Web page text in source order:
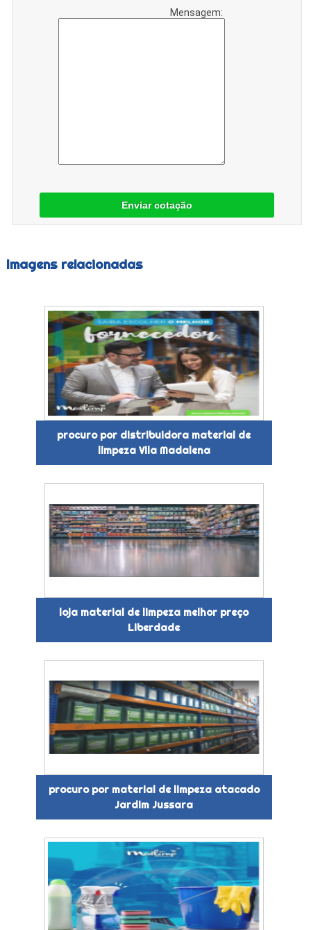
Mensagem:
Enviar cotação
Imagens relacionadas
procuro por distribuidora material de
limpeza Vila Madalena
loja material de limpeza melhor preço
Liberdade
procuro por material de limpeza atacado
Jardim Jussara